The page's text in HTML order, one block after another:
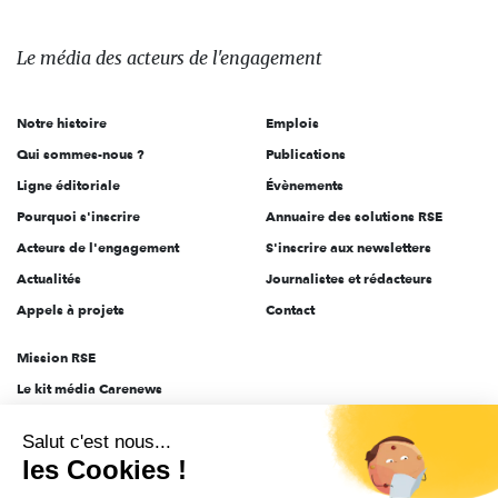
des
l'engagement
Le média des acteurs de l'engagement
Notre histoire
Qui sommes-nous ?
Ligne éditoriale
Pourquoi s'inscrire
Acteurs de l'engagement
Actualités
Appels à projets
Emplois
Publications
Évènements
Annuaire des solutions RSE
S'inscrire aux newsletters
Journalistes et rédacteurs
Contact
Mission RSE
Le kit média Carenews
AEF info
Novethic
Salut c'est nous...
les Cookies !